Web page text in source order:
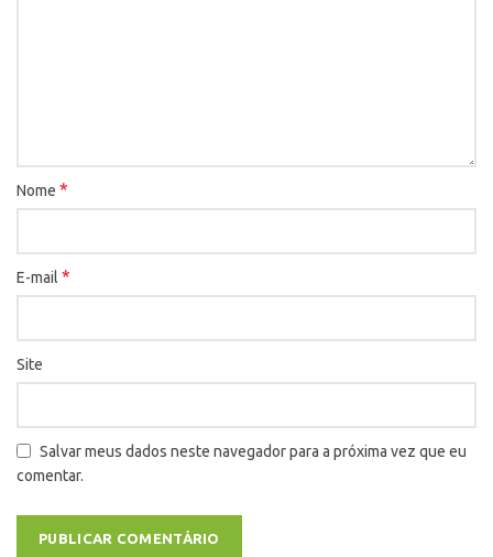
Nome *
E-mail *
Site
Salvar meus dados neste navegador para a próxima vez que eu
comentar.